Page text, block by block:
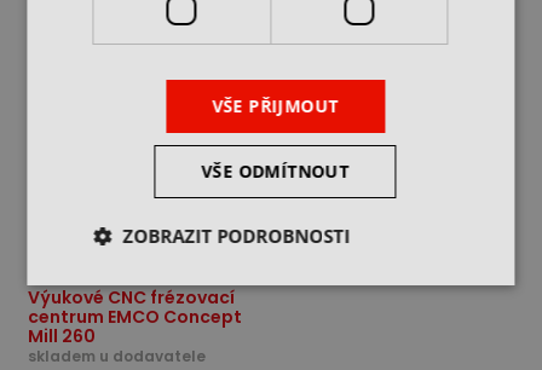
Výukové CNC frézovací
centrum EMCO Concept
Mill 260
skladem u dodavatele
VŠE PŘIJMOUT
VŠE ODMÍTNOUT
ZOBRAZIT PODROBNOSTI